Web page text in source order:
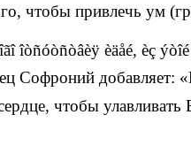
чтобы привлечь ум
îòñóòñòâèÿ èäåé, èç
Софроний добавляет:
чтобы